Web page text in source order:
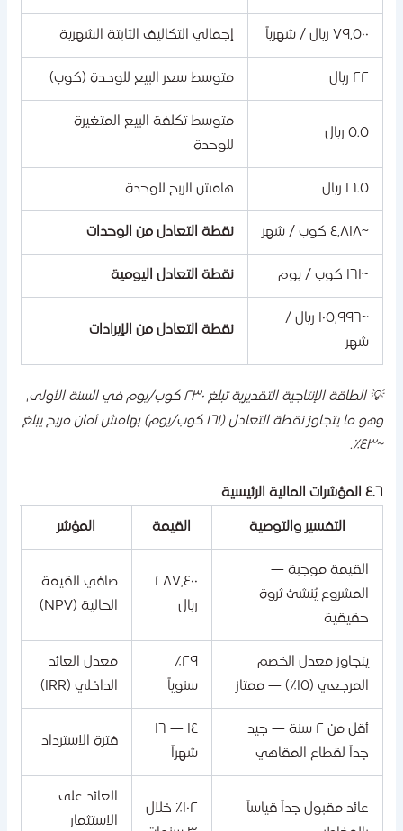
٧٩,٥٠٠ ريال / شهرياً إجمالي التكاليف الثابتة الشهرية
متوسط سعر البيع للوحدة (كوب)
متوسط تكلفة البيع المتغيرة
للوحدة
هامش الربح للوحدة
نقطة التعادل من الوحدات
نقطة التعادل اليومية
~١٠٥,٩٩٦ ريال /
نقطة التعادل من الإيرادات
💡 الطاقة الإنتاجية التقديرية تبلغ ٢٣٠ كوب/يوم في السنة الأولى،
وهو ما يتجاوز نقطة التعادل (١٦١ كوب/يوم) بهامش أمان مريح يبلغ
التفسير والتوصية القيمة المؤشر
القيمة موجبة —
المشروع يُنشئ ثروة
حقيقية
٢٨٧,٤٠٠
صافي القيمة
الحالية (NPV)
يتجاوز معدل الخصم
المرجعي (١٥٪) — ممتاز
سنوياً
معدل العائد
الداخلي (IRR)
أقل من ٢ سنة — جيد
جداً لقطاع المقاهي
١٤ — ١٦
شهراً
فترة الاسترداد
عائد مقبول جداً قياساً
١٠٢٪ خلال
العائد على
الاستثمار